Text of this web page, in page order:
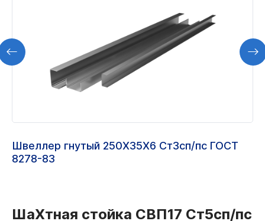
Швеллер гнутый 250Х35Х6 Ст3сп/пс ГОСТ
8278-83
ШаХтная стойка СВП17 Ст5сп/пс